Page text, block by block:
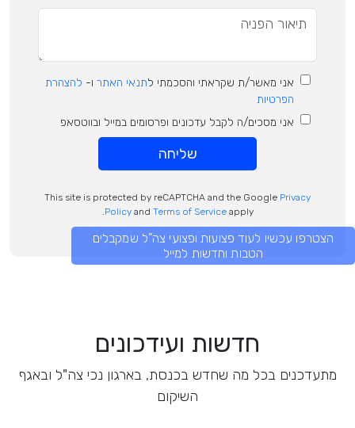
אני מאשר/ת שקראתי והסכמתי לתנאי האתר ו- להצהרת
הפרטיות
אני מסכים/ה לקבל עדכונים ופרסומים במייל ובווטסאפ
שליחה
This site is protected by reCAPTCHA and the Google Privacy
Policyand Terms of Serviceapply.
הצטרפו עכשיו לעוד פצועות ופצועי צה"ל שמקבלים
הטבות וחדשות למייל
חדשות ועידכונים
מתעדכנים בכל מה שחדש בכנסת, בארגון נכי צה"ל ובאגף
השיקום